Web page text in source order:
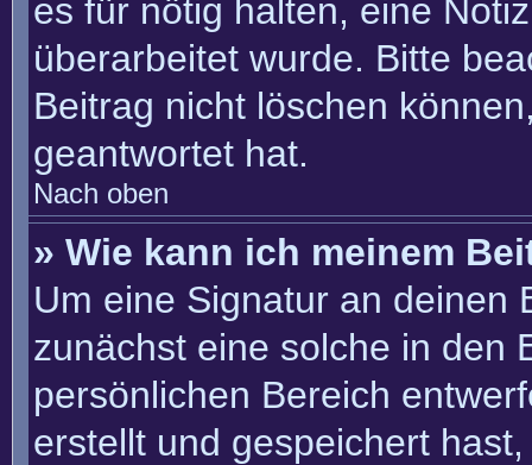
es für nötig halten, eine
überarbeitet wurde. Bitte
Beitrag nicht löschen
geantwortet hat.
Nach oben
» Wie kann ich meinem
Um eine Signatur an deinen
zunächst eine solche in den
persönlichen Bereich
erstellt und gespeichert